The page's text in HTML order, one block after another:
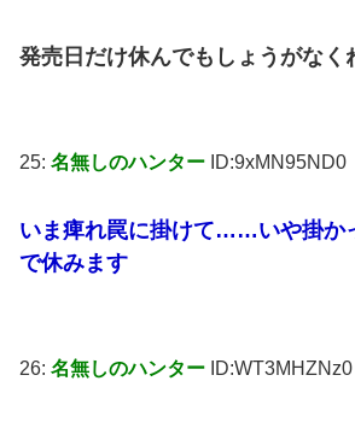
発売日だけ休んでもしょうがなく
25: 名無しのハンター ID:9xMN95ND0
いま痺れ罠に掛けて……いや掛か
で休みます
26: 名無しのハンター ID:WT3MHZNz0